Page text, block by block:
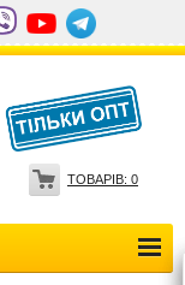
ТОВАРІВ: 0